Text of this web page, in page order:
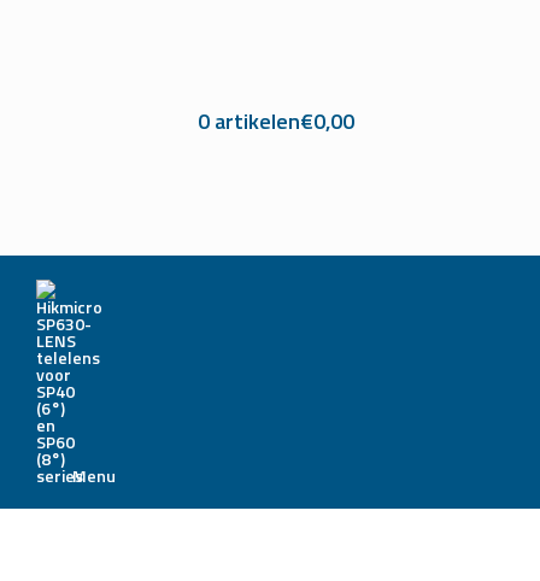
0 artikelen€0,00
Menu